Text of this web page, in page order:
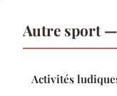
Autre sport
Activités